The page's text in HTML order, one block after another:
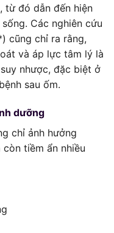
từ đó dẫn đến hiện
Các nghiên cứu
cũng chỉ ra rằng,
và áp lực tâm lý là
nhược, đặc biệt ở
sau ốm.
dưỡng
chỉ ảnh hưởng
tiềm ẩn nhiều